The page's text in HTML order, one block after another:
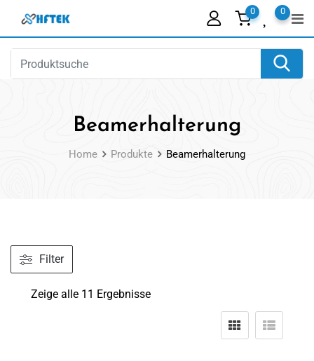
content
0
0
Beamerhalterung
Home Produkte Beamerhalterung
Filter
Zeige alle 11 Ergebnisse